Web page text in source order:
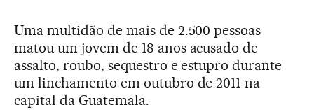
Uma multidão de mais de 2.500 pessoas
matou um jovem de 18 anos acusado de
assalto, roubo, sequestro e estupro durante
um linchamento em outubro de 2011 na
capital da Guatemala.